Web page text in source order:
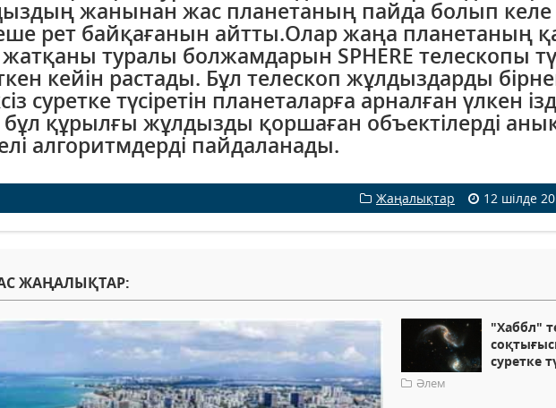
жанынан жас планетаның пайда болып
рет байқағанын айтты.Олар жаңа планетаның
туралы болжамдарын SPHERE телескопы
кейін растады. Бұл телескоп жұлдыздарды
суретке түсіретін планеталарға арналған үлкен
құрылғы жұлдызды қоршаған объектілерді
алгоритмдерді пайдаланады.
Жаңалықтар 12 шілде
ЖАҢАЛЫҚТАР:
"Хаббл"
суретке
Әлем